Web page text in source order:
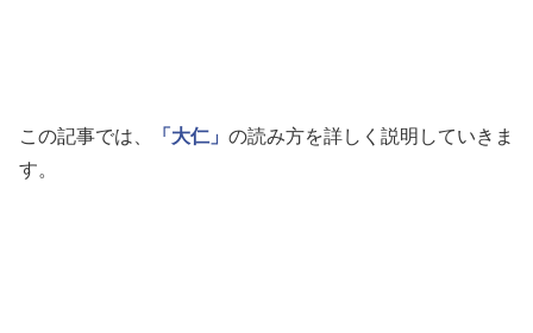
この記事では、 「大仁」 の読み方を詳しく説明していきま
す。